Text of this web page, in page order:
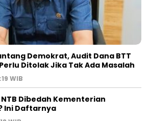
Demokrat, Audit Dana BTT
Ditolak Jika Tak Ada Masalah
WIB
Dibedah Kementerian
Ini Daftarnya